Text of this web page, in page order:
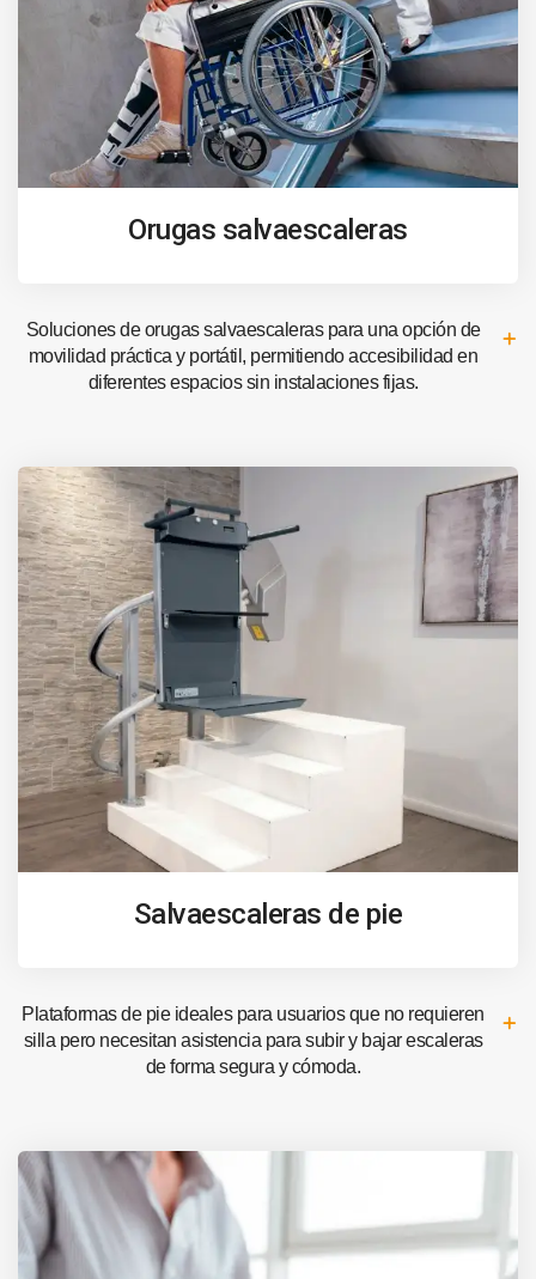
Orugas salvaescaleras
Soluciones de orugas salvaescaleras para una opción de
movilidad práctica y portátil, permitiendo accesibilidad en
diferentes espacios sin instalaciones fijas.
Salvaescaleras de pie
Plataformas de pie ideales para usuarios que no requieren
silla pero necesitan asistencia para subir y bajar escaleras
de forma segura y cómoda.